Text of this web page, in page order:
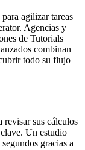
agilizar tareas
Agencias y
de Tutorials
combinan
todo su flujo
revisar sus cálculos
Un estudio
gracias a